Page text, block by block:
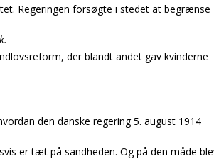
Regeringen forsøgte i stedet at begrænse
der blandt andet gav kvinderne
den danske regering 5. august 1914
er tæt på sandheden. Og på den måde